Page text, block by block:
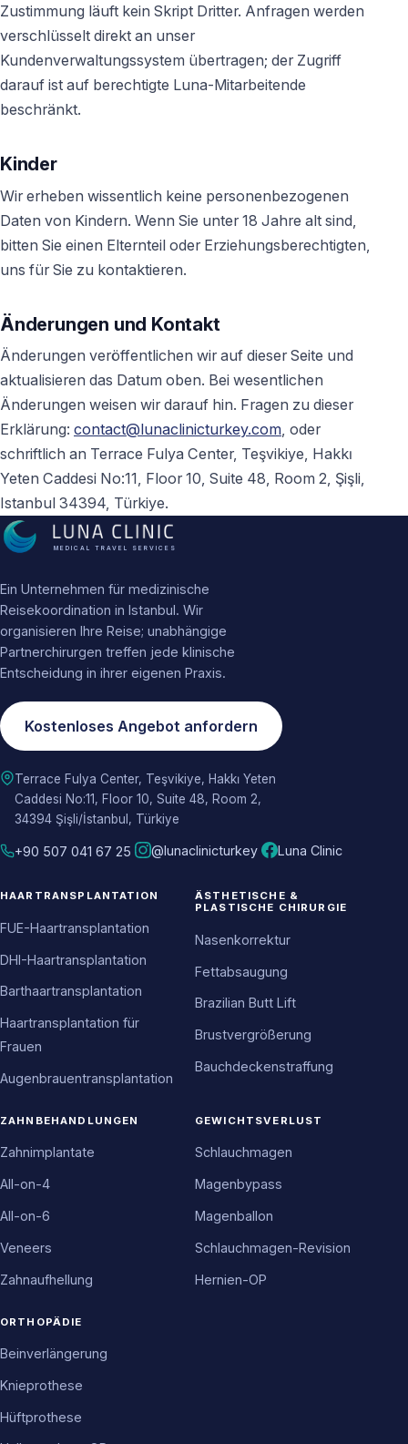
Zustimmung läuft kein Skript Dritter. Anfragen werden
verschlüsselt direkt an unser
Kundenverwaltungssystem übertragen; der Zugriff
darauf ist auf berechtigte Luna-Mitarbeitende
beschränkt.
Kinder
Wir erheben wissentlich keine personenbezogenen
Daten von Kindern. Wenn Sie unter 18 Jahre alt sind,
bitten Sie einen Elternteil oder Erziehungsberechtigten,
uns für Sie zu kontaktieren.
Änderungen und Kontakt
Änderungen veröffentlichen wir auf dieser Seite und
aktualisieren das Datum oben. Bei wesentlichen
Änderungen weisen wir darauf hin. Fragen zu dieser
Erklärung: contact@lunaclinicturkey.com, oder
schriftlich an Terrace Fulya Center, Teşvikiye, Hakkı
Yeten Caddesi No:11, Floor 10, Suite 48, Room 2, Şişli,
Istanbul 34394, Türkiye.
MEDICAL TRAVEL SERVICES
Ein Unternehmen für medizinische
Reisekoordination in Istanbul. Wir
organisieren Ihre Reise; unabhängige
Partnerchirurgen treffen jede klinische
Entscheidung in ihrer eigenen Praxis.
Kostenloses Angebot anfordern
Terrace Fulya Center, Teşvikiye, Hakkı Yeten
Caddesi No:11, Floor 10, Suite 48, Room 2,
34394 Şişli/İstanbul, Türkiye
+90 507 041 67 25 @lunaclinicturkey Luna Clinic
HAARTRANSPLANTATION
FUE-Haartransplantation
DHI-Haartransplantation
Barthaartransplantation
Haartransplantation für
Frauen
Augenbrauentransplantation
ÄSTHETISCHE &
PLASTISCHE CHIRURGIE
Nasenkorrektur
Fettabsaugung
Brazilian Butt Lift
Brustvergrößerung
Bauchdeckenstraffung
ZAHNBEHANDLUNGEN
Zahnimplantate
All-on-4
All-on-6
Veneers
Zahnaufhellung
GEWICHTSVERLUST
Schlauchmagen
Magenbypass
Magenballon
Schlauchmagen-Revision
Hernien-OP
ORTHOPÄDIE
Beinverlängerung
Knieprothese
Hüftprothese